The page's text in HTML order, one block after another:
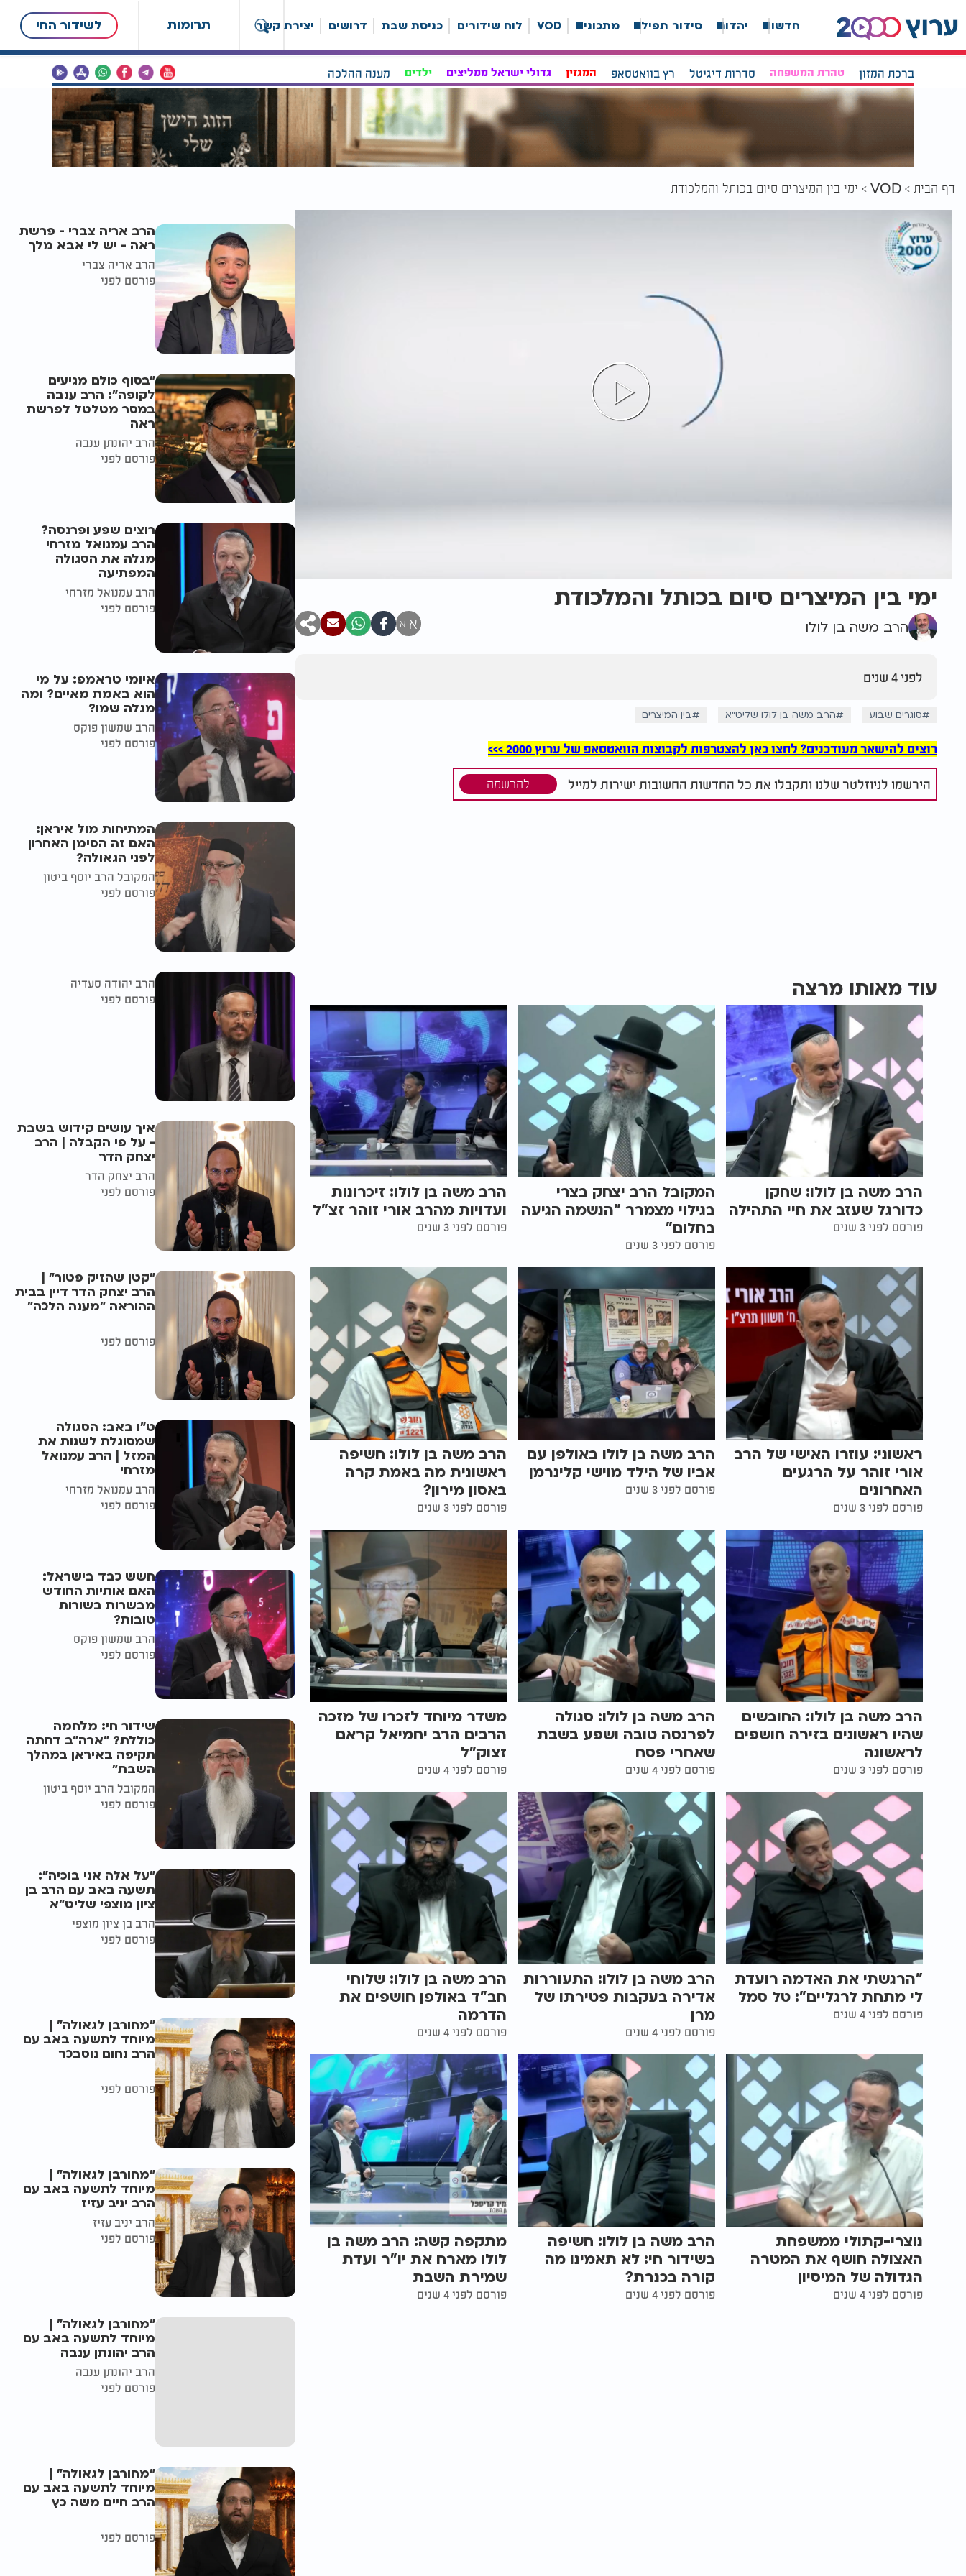
תרומות לשידור החי חדשות יהדות סידור תפילה מתכונים VOD לוח שידורים כניסת שבת דרושים יצירת קשר
ברכת המזון טהרת המשפחה סדרות דיגיטל רץ בוואטסאפ המגזין גדולי ישראל ממליצים ילדים מענה ההלכה
דף הבית VOD ימי בין המיצרים סיום בכותל והמלכודת
ימי בין המיצרים סיום בכותל והמלכודת
הרב משה בן לולו א א
לפני 4 שנים
סוגרים שבוע הרב משה בן לולו שליט"א בין המיצרים
רוצים להישאר מעודכנים? לחצו כאן להצטרפות לקבוצות הוואטסאפ של ערוץ 2000 >>>
הירשמו לניוזלטר שלנו ותקבלו את כל החדשות החשובות ישירות למייל להרשמה
עוד מאותו מרצה
הרב משה בן לולו: שחקן
כדורגל שעזב את חיי התהילה
פורסם לפני 3 שנים
המקובל הרב יצחק בצרי
בגילוי מצמרר "הנשמה הגיעה
בחלום"
פורסם לפני 3 שנים
הרב משה בן לולו: זיכרונות
ועדויות מהרב אורי זוהר זצ"ל
פורסם לפני 3 שנים
ראשוני: עוזרו האישי של הרב
אורי זוהר על הרגעים
האחרונים
פורסם לפני 3 שנים
הרב משה בן לולו באולפן עם
אביו של הילד מוישי קלינרמן
פורסם לפני 3 שנים
הרב משה בן לולו: חשיפה
ראשונית מה באמת קרה
באסון מירון?
פורסם לפני 3 שנים
הרב משה בן לולו: החובשים
שהיו ראשונים בזירה חושפים
לראשונה
פורסם לפני 3 שנים
הרב משה בן לולו: סגולה
לפרנסה טובה ושפע בשבת
שאחרי פסח
פורסם לפני 4 שנים
משדר מיוחד לזכרו של מזכה
הרבים הרב יחמיאל קראם
זצוק"ל
פורסם לפני 4 שנים
"הרגשתי את האדמה רועדת
לי מתחת לרגליים": טל סמל
פורסם לפני 4 שנים
הרב משה בן לולו: התעוררות
אדירה בעקבות פטירתו של
מרן
פורסם לפני 4 שנים
הרב משה בן לולו: שלוחי
חב"ד באולפן חושפים את
הדרמה
פורסם לפני 4 שנים
נוצרי-קתולי ממשפחת
האצולה חושף את המטרה
הגדולה של המיסיון
פורסם לפני 4 שנים
הרב משה בן לולו: חשיפה
בשידור חי: לא תאמינו מה
קורה בכנרת?
פורסם לפני 4 שנים
מתקפה קשה: הרב משה בן
לולו מארח את יו"ר ועדת
שמירת השבת
פורסם לפני 4 שנים
הרב אריה צברי - פרשת
ראה - יש לי אבא מלך
הרב אריה צברי
פורסם לפני
"בסוף כולם מגיעים
לקופה": הרב ענבה
במסר מטלטל לפרשת
ראה
הרב יהונתן ענבה
פורסם לפני
רוצים שפע ופרנסה?
הרב עמנואל מזרחי
מגלה את הסגולה
המפתיעה
הרב עמנואל מזרחי
פורסם לפני
איומי טראמפ: על מי
הוא באמת מאיים? ומה
מגלה שמו?
הרב שמשון פוקס
פורסם לפני
המתיחות מול איראן:
האם זה הסימן האחרון
לפני הגאולה?
המקובל הרב יוסף ביטון
פורסם לפני
הרב יהודה סעדיה
פורסם לפני
איך עושים קידוש בשבת
- על פי הקבלה | הרב
יצחק הדר
הרב יצחק הדר
פורסם לפני
"קטן שהזיק פטור" |
הרב יצחק הדר דיין בבית
ההוראה "מענה הלכה"
פורסם לפני
ט"ו באב: הסגולה
שמסוגלת לשנות את
המזל | הרב עמנואל
מזרחי
הרב עמנואל מזרחי
פורסם לפני
חשש כבד בישראל:
האם אותיות החודש
מבשרות בשורות
טובות?
הרב שמשון פוקס
פורסם לפני
שידור חי: מלחמה
כוללת? ״ארה"ב דחתה
תקיפה באיראן במהלך
השבת״
המקובל הרב יוסף ביטון
פורסם לפני
"על אלה אני בוכיה":
תשעה באב עם הרב בן
ציון מוצפי שליט"א
הרב בן ציון מוצפי
פורסם לפני
"מחורבן לגאולה" |
מיוחד לתשעה באב עם
הרב נחום נוסבכר
פורסם לפני
"מחורבן לגאולה" |
מיוחד לתשעה באב עם
הרב יניב עזיז
הרב יניב עזיז
פורסם לפני
"מחורבן לגאולה" |
מיוחד לתשעה באב עם
הרב יהונתן ענבה
הרב יהונתן ענבה
פורסם לפני
"מחורבן לגאולה" |
מיוחד לתשעה באב עם
הרב חיים משה כץ
פורסם לפני